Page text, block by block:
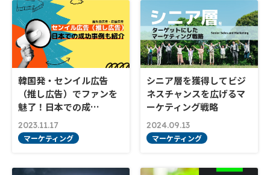
韓国発・センイル広告
（推し広告）でファンを
魅了！日本での成…
2023.11.17
マーケティング
シニア層を獲得してビジ
ネスチャンスを広げるマ
ーケティング戦略
2024.09.13
マーケティング